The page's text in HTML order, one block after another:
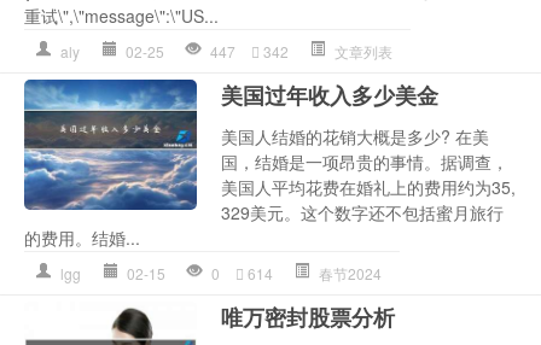
重试\",\"message\":\"US...
aly 02-25 447 342 文章列表
美国过年收入多少美金
美国人结婚的花销大概是多少? 在美
国，结婚是一项昂贵的事情。据调查，
美国人平均花费在婚礼上的费用约为35,
329美元。这个数字还不包括蜜月旅行
的费用。结婚...
lgg 02-15 0 614 春节2024
唯万密封股票分析